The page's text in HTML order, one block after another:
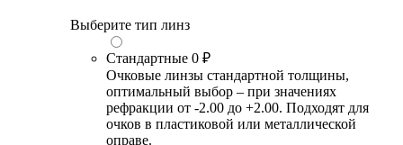
Выберите тип линз
Стандартные 0 ₽
Очковые линзы стандартной толщины,
оптимальный выбор – при значениях
рефракции от -2.00 до +2.00. Подходят для
очков в пластиковой или металлической
оправе.